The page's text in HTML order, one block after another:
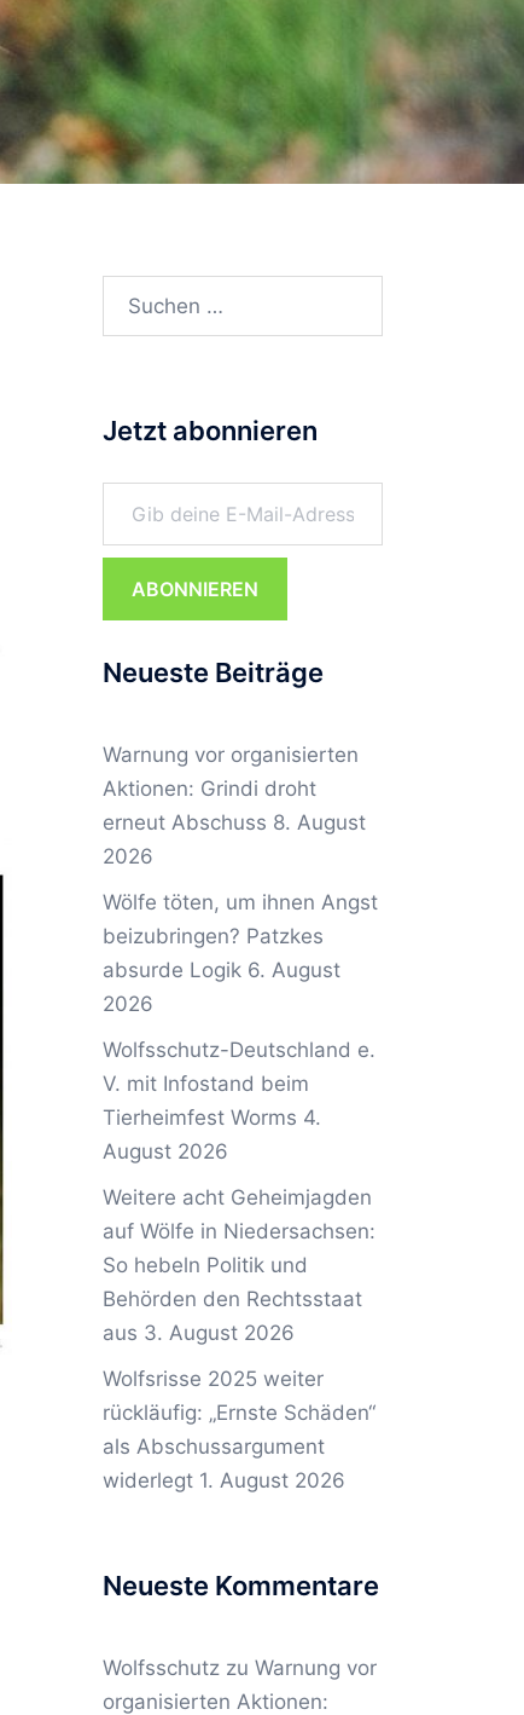
Suchen
Jetzt abonnieren
Gib deine E-Mail-Adresse ein ...
ABONNIEREN
Neueste Beiträge
Warnung vor organisierten
Aktionen: Grindi droht
erneut Abschuss 8. August
2026
Wölfe töten, um ihnen Angst
beizubringen? Patzkes
absurde Logik 6. August
2026
Wolfsschutz-Deutschland e.
V. mit Infostand beim
Tierheimfest Worms 4.
August 2026
Weitere acht Geheimjagden
auf Wölfe in Niedersachsen:
So hebeln Politik und
Behörden den Rechtsstaat
aus 3. August 2026
Wolfsrisse 2025 weiter
rückläufig: „Ernste Schäden“
als Abschussargument
widerlegt 1. August 2026
Neueste Kommentare
Wolfsschutzzu Warnung vor
organisierten Aktionen: